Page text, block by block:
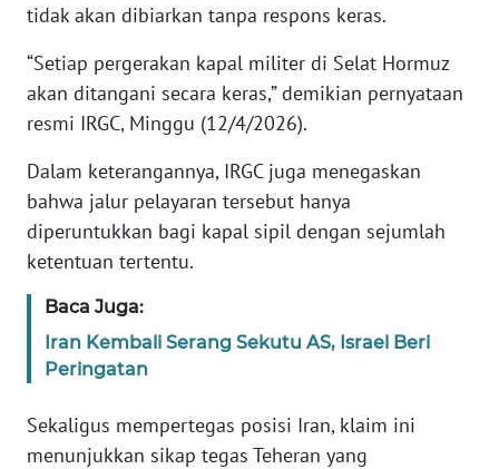
tidak akan dibiarkan tanpa respons keras.
“Setiap pergerakan kapal militer di Selat Hormuz
akan ditangani secara keras,” demikian pernyataan
resmi IRGC, Minggu (12/4/2026).
Dalam keterangannya, IRGC juga menegaskan
bahwa jalur pelayaran tersebut hanya
diperuntukkan bagi kapal sipil dengan sejumlah
ketentuan tertentu.
Baca Juga:
Iran Kembali Serang Sekutu AS, Israel Beri
Peringatan
Sekaligus mempertegas posisi Iran, klaim ini
menunjukkan sikap tegas Teheran yang
KARIR
DISCLAIMER
News
Regional
WN
SUMUT
JAKARTA
JABAR